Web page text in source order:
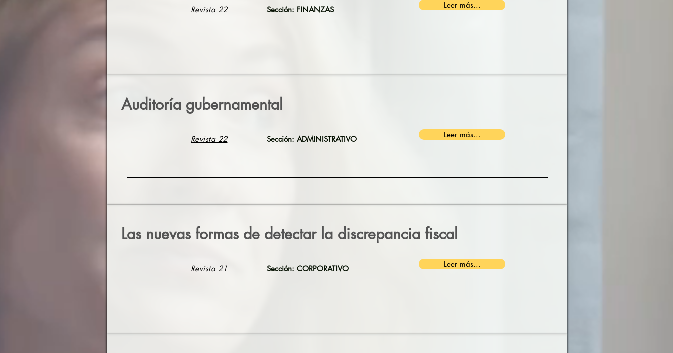
Revista 22 Sección: FINANZAS Leer más...
Auditoría gubernamental
Revista 22 Sección: ADMINISTRATIVO Leer más...
Las nuevas formas de detectar la discrepancia fiscal
Revista 21 Sección: CORPORATIVO Leer más...